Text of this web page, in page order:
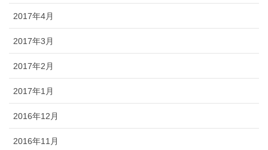
2017年4月
2017年3月
2017年2月
2017年1月
2016年12月
2016年11月